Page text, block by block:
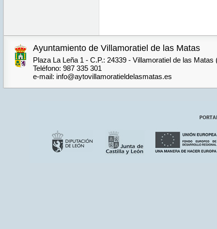
Ayuntamiento de Villamoratiel de las Matas
Plaza La Leña 1 - C.P.: 24339 - Villamoratiel de las Matas
Teléfono: 987 335 301
e-mail: info@aytovillamoratieldelasmatas.es